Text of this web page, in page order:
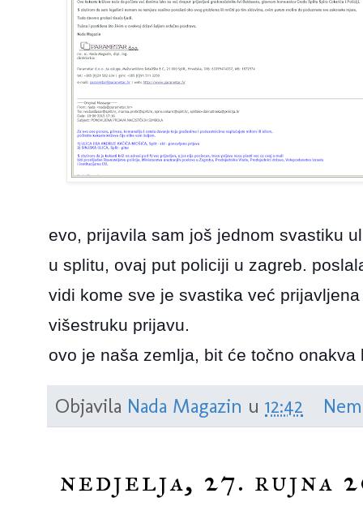
evo, prijavila sam još jednom svastiku
u splitu, ovaj put policiji u zagreb.
vidi kome sve je svastika već
višestruku prijavu.
ovo je naša zemlja, bit će točno
Objavila Nada Magazin u 12:42
nedjelja, 27. rujna